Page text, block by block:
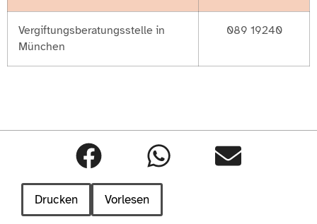
Vergiftungsberatungsstelle in
München
089 19240
Drucken Vorlesen